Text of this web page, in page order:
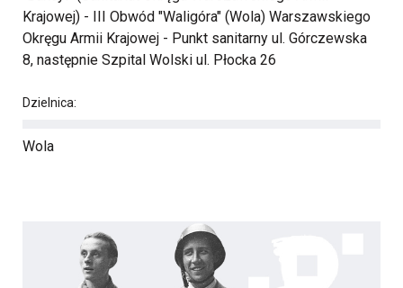
Krajowej) - III Obwód "Waligóra" (Wola) Warszawskiego
Okręgu Armii Krajowej - Punkt sanitarny ul. Górczewska
8, następnie Szpital Wolski ul. Płocka 26
Dzielnica:
Wola